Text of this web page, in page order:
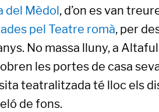
del Mèdol, d’on es van
pel Teatre romà, per
No massa lluny, a
obren les portes de casa
teatralitzada té lloc els
de fons.